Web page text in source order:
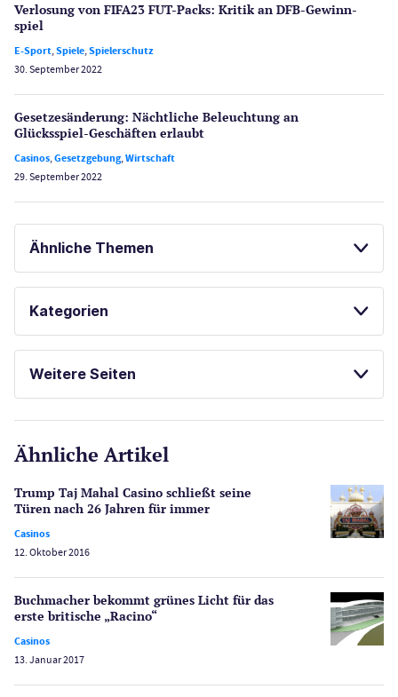
Verlosung von FIFA23 FUT-Packs: Kritik an DFB-Gewinn­
spiel
E-Sport,Spiele,Spielerschutz
30. September 2022
Gesetzes­änderung: Nächtliche Beleuch­tung an
Glücksspiel-Geschäften erlaubt
Casinos,Gesetzgebung,Wirtschaft
29. September 2022
Ähnliche Themen
NOVOLINE SPIELAUTOMATEN
BOOK OF RA
ONLINE ROULETTE SPIELEN
NOVOMATIC CASINOS
KOSTENLOSE SPIELE
FREISPIELE OHNE EINZAHLUNG
Kategorien
Gesetzgebung
Lotterie
Poker
Schlagzeilen
Spiele
Weitere Seiten
CasinoOnline.de
Merkur Casinos
Ähnliche Artikel
Trump Taj Mahal Casino schließt seine
Türen nach 26 Jahren für immer
Casinos
12. Oktober 2016
Buchmacher bekommt grünes Licht für das
erste britische „Racino“
Casinos
13. Januar 2017